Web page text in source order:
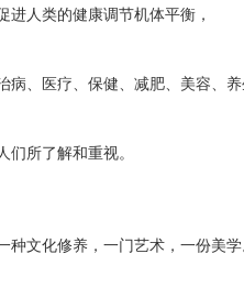
进人类的健康调节机体平衡，
病、医疗、保健、减肥、美容、养
们所了解和重视。
种文化修养，一门艺术，一份美学